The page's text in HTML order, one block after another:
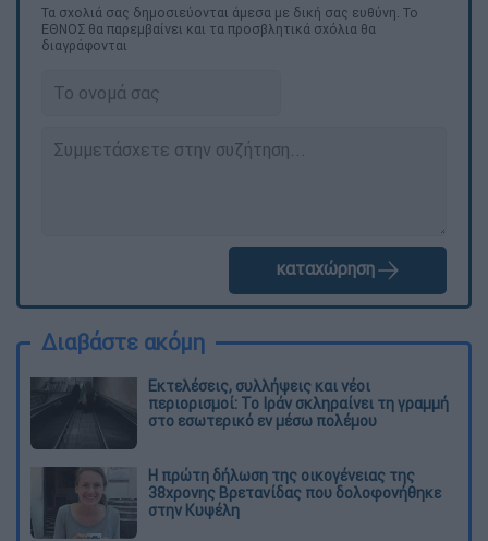
Τα σχολιά σας δημοσιεύονται άμεσα με δική σας ευθύνη. Το
ΕΘΝΟΣ θα παρεμβαίνει και τα προσβλητικά σχόλια θα
διαγράφονται
καταχώρηση
Διαβάστε ακόμη
Εκτελέσεις, συλλήψεις και νέοι
περιορισμοί: Το Ιράν σκληραίνει τη γραμμή
στο εσωτερικό εν μέσω πολέμου
Η πρώτη δήλωση της οικογένειας της
38χρονης Βρετανίδας που δολοφονήθηκε
στην Κυψέλη